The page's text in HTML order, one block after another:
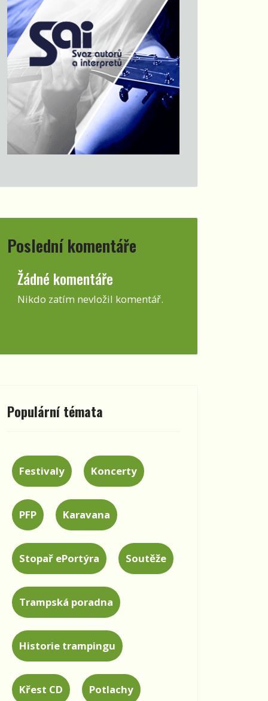
Poslední komentáře
Žádné komentáře
Nikdo zatím nevložil komentář.
Populární témata
Festivaly Koncerty
PFP Karavana
Stopař ePortýra Soutěže
Trampská poradna
Historie trampingu
Křest CD Potlachy